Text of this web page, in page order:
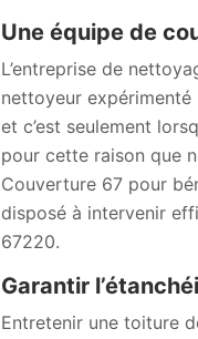
Une équipe de
L’entreprise de
nettoyeur expérimenté
et c’est seulement
pour cette raison que
Couverture 67 pour
disposé à intervenir
67220.
Garantir
Entretenir une toiture